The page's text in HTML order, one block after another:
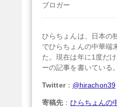
ブロガー
ひらちょんは、日本の
でひらちょんの中華端
た。現在は年に1度だ
ーの記事を書いている。
Twitter： @hirachon39
寄稿先 ：ひらちょんの